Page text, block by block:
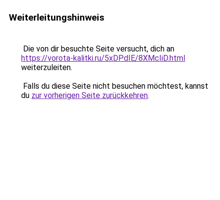
Weiterleitungshinweis
Die von dir besuchte Seite versucht, dich an
https://vorota-kalitki.ru/5xDPdIE/8XMcIiD.html
weiterzuleiten.
Falls du diese Seite nicht besuchen möchtest, kannst
du zur vorherigen Seite zurückkehren.